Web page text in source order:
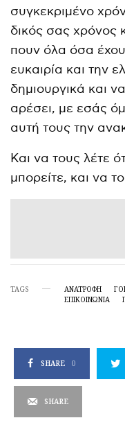
συγκεκριμένο
δικός σας χρόνος
πουν όλα όσα
ευκαιρία και την
δημιουργικά και
αρέσει, με εσάς
αυτή τους την
Και να τους λέτε
μπορείτε, και να
TAGS ΑΝΑΤΡΟΦΗ
ΕΠΙΚΟΙΝΩΝΙΑ
SHARE 0
SHARE